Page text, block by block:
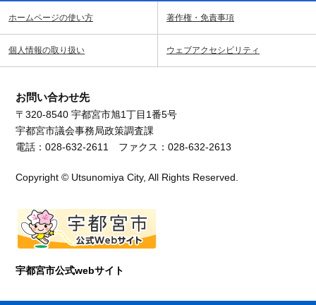
ホームページの使い方 著作権・免責事項
個人情報の取り扱い ウェブアクセシビリティ
お問い合わせ先
〒320-8540 宇都宮市旭1丁目1番5号
宇都宮市議会事務局政策調査課
電話：028-632-2611 ファクス：028-632-2613
Copyright © Utsunomiya City, All Rights Reserved.
宇都宮市公式webサイト